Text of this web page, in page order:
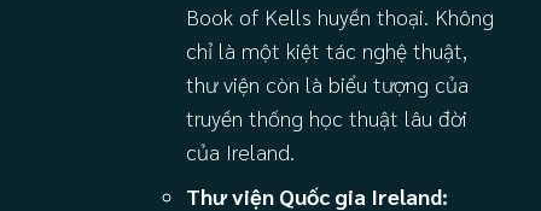
Book of Kells huyền thoại. Không
chỉ là một kiệt tác nghệ thuật,
thư viện còn là biểu tượng của
truyền thống học thuật lâu đời
của Ireland.
Thư viện Quốc gia Ireland: